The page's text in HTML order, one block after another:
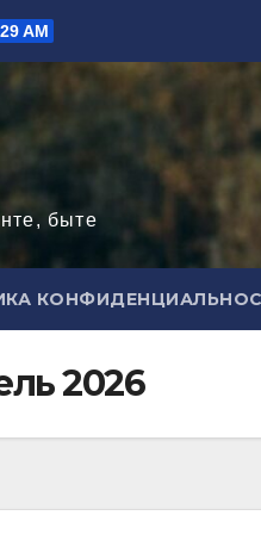
AM
быте
2026